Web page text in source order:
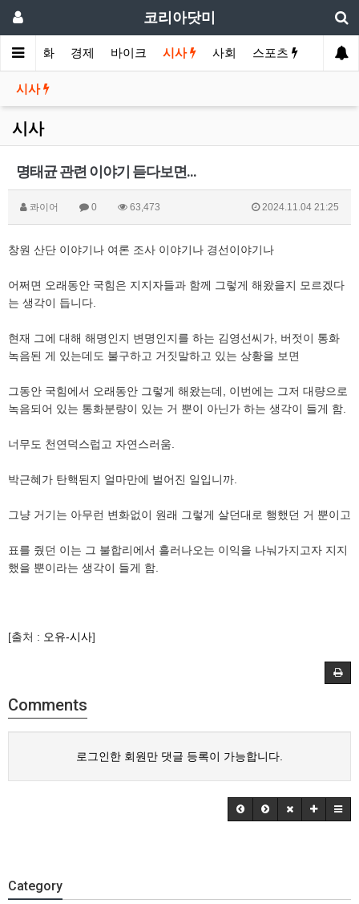
코리아닷미
인 영화 경제 바이크 시사 사회 스포츠 여행
시사
시사
명태균 관련 이야기 듣다보면...
콰이어 0 63,473 2024.11.04 21:25
창원 산단 이야기나 여론 조사 이야기나 경선이야기나
어쩌면 오래동안 국힘은 지지자들과 함께 그렇게 해왔을지 모르겠다
는 생각이 듭니다.
현재 그에 대해 해명인지 변명인지를 하는 김영선씨가, 버젓이 통화
녹음된 게 있는데도 불구하고 거짓말하고 있는 상황을 보면
그동안 국힘에서 오래동안 그렇게 해왔는데, 이번에는 그저 대량으로
녹음되어 있는 통화분량이 있는 거 뿐이 아닌가 하는 생각이 들게 함.
너무도 천연덕스럽고 자연스러움.
박근혜가 탄핵된지 얼마만에 벌어진 일입니까.
그냥 거기는 아무런 변화없이 원래 그렇게 살던대로 행했던 거 뿐이고
표를 줬던 이는 그 불합리에서 흘러나오는 이익을 나눠가지고자 지지
했을 뿐이라는 생각이 들게 함.
[출처 : 오유-시사]
Comments
로그인한 회원만 댓글 등록이 가능합니다.
Category